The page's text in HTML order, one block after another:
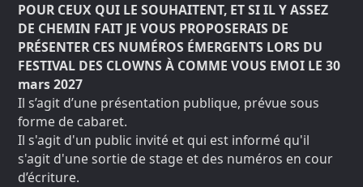
POUR CEUX QUI LE SOUHAITENT, ET SI IL Y ASSEZ
DE CHEMIN FAIT JE VOUS PROPOSERAIS DE
PRÉSENTER CES NUMÉROS ÉMERGENTS LORS DU
FESTIVAL DES CLOWNS À COMME VOUS EMOI LE 30
mars 2027
Il s’agit d’une présentation publique, prévue sous
forme de cabaret.
Il s'agit d'un public invité et qui est informé qu'il
s'agit d'une sortie de stage et des numéros en cour
d’écriture.